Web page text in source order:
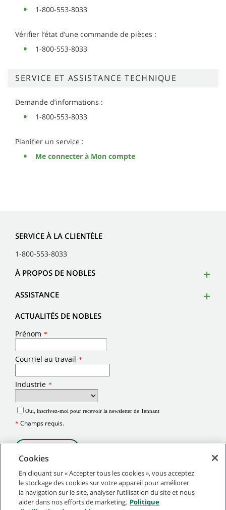
1-800-553-8033
Vérifier l’état d’une commande de pièces :
1-800-553-8033
SERVICE ET ASSISTANCE TECHNIQUE
Demande d’informations :
1-800-553-8033
Planifier un service :
Me connecter à Mon compte
SERVICE À LA CLIENTÈLE
1-800-553-8033
À PROPOS DE NOBLES
ASSISTANCE
ACTUALITÉS DE NOBLES
©2026Tennant Company. Tous droits réservés.
Plan du site|Politiques générales|Conditions d’utilisation
Cookies
En cliquant sur « Accepter tous les cookies », vous acceptez
le stockage des cookies sur votre appareil pour améliorer
la navigation sur le site, analyser l’utilisation du site et nous
aider dans nos efforts de marketing. Politique